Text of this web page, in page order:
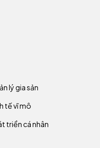
lý gia sản
tế vĩ mô
triển cá nhân